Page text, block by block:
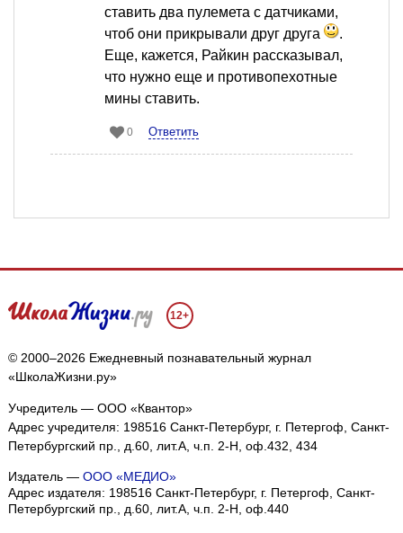
ставить два пулемета с датчиками,
чтоб они прикрывали друг друга
.
Еще, кажется, Райкин рассказывал,
что нужно еще и противопехотные
мины ставить.
0 Ответить
12+
© 2000–2026 Ежедневный познавательный журнал
«ШколаЖизни.ру»
Учредитель — ООО «Квантор»
Адрес учредителя: 198516 Санкт-Петербург, г. Петергоф, Санкт-
Петербургский пр., д.60, лит.А, ч.п. 2-Н, оф.432, 434
Издатель — ООО «МЕДИО»
Адрес издателя: 198516 Санкт-Петербург, г. Петергоф, Санкт-
Петербургский пр., д.60, лит.А, ч.п. 2-Н, оф.440